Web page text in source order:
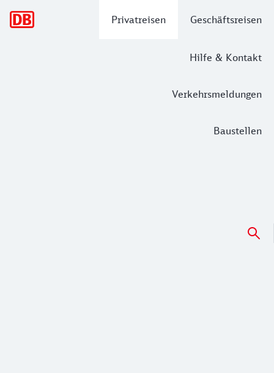
Privatreisen Geschäftsreisen
Hilfe & Kontakt
Verkehrsmeldungen
Baustellen